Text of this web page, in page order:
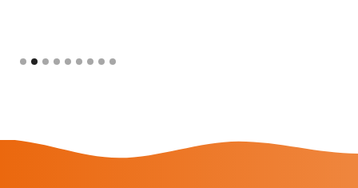
Slide 2 of 9.